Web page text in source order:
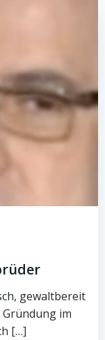
gewaltbereit
im
[…]